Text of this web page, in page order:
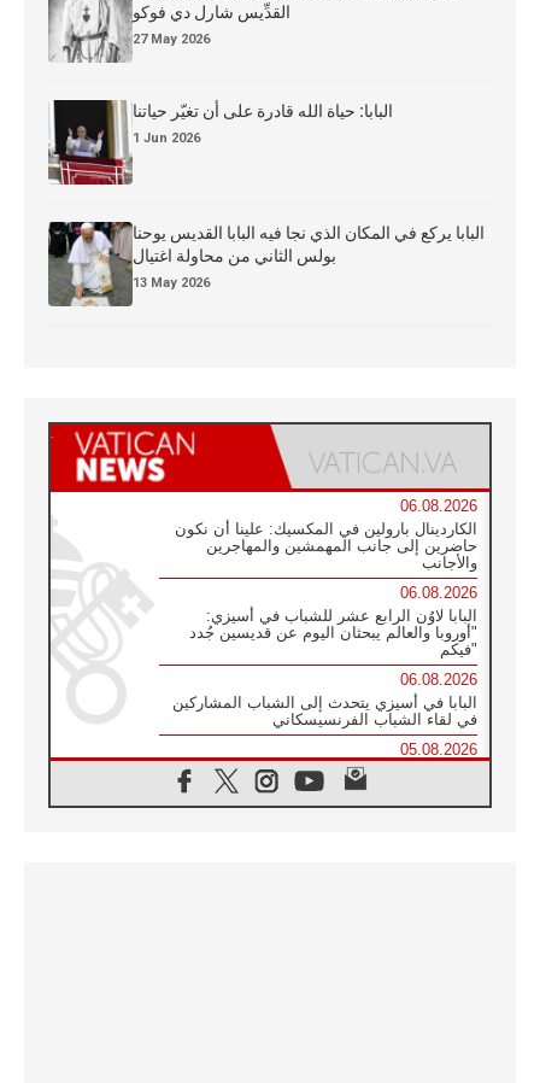
القدِّيس شارل دي فوكو
27 May 2026
البابا: حياة الله قادرة على أن تغيّر حياتنا
1 Jun 2026
البابا يركع في المكان الذي نجا فيه البابا القديس يوحنا
بولس الثاني من محاولة اغتيال
13 May 2026
06.08.2026
الكاردينال بارولين في المكسيك: علينا أن نكون
حاضرين إلى جانب المهمشين والمهاجرين
والأجانب
06.08.2026
البابا لاوُن الرابع عشر للشباب في أسيزي:
"أوروبا والعالم يبحثان اليوم عن قديسين جُدد
فيكم"
06.08.2026
البابا في أسيزي يتحدث إلى الشباب المشاركين
في لقاء الشباب الفرنسيسكاني
05.08.2026
في مقابلته العامة مع المؤمنين البابا لاوُن الرابع
عشر يواصل الحديث عن الدستور في الليتورجيا
المقدسة مسلطا الضوء على صلاة الكنيسة